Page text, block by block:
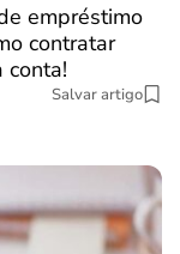
empréstimo
contratar
conta!
Salvar artigo